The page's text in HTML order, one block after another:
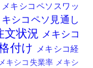
メキシコペソスワッ
キシコペソ見通し
文状況 メキシコ
付け メキシコ経
メキシコ失業率 メキシ